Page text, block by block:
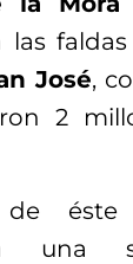
las
José,
2
éste
una